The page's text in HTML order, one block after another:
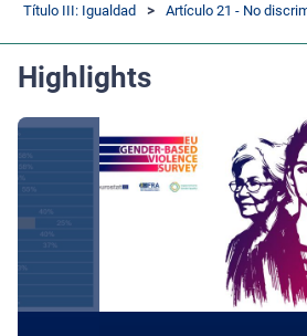
Título III: Igualdad
Artículo 21 - No
Highlights